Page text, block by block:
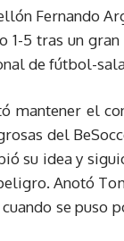
Fernando
5 tras un
de fútbol-sala
mantener el
del
su idea y
Anotó
se puso